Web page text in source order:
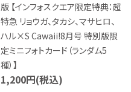
版 【インフォスクエア限定特典：超
特急 リョウガ、タカシ、マサヒロ、
ハル×S Cawaii!8月号 特別版限
定ミニフォトカード（ランダム5
種）】
1,200円(税込)